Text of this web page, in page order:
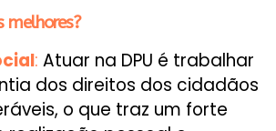
melhores?
: Atuar na DPU é trabalhar
dos direitos dos cidadãos
o que traz um forte